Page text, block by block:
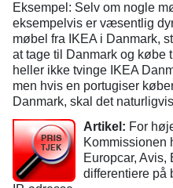
Eksempel: Selv om nogle
eksempelvis er væsentlig
møbel fra IKEA i Danmark,
at tage til Danmark og købe
heller ikke tvinge IKEA
men hvis en portugiser
Danmark, skal det
Artikel: For
Kommissionen
Europcar, Avis,
differentiere på